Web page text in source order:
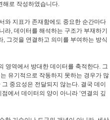
해로 작성하였습니다.
와 지표가 존재함에도 중요한 순간마다
라, 데이터를 해석하는 구조가 부재하기
그것을 연결하고 의미를 부여하는 방식
영역에서 방대한 데이터를 축적한다. 그
유기적으로 작동하지 못하는 경우가 많
중요성은 전달되지 않는다. 결국 데이
에서 데이터의 양이 아니라 ‘연결의 깊